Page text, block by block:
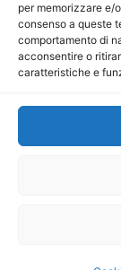
per memorizzare e/
consenso a queste
comportamento di
acconsentire o
caratteristiche e
Mercurio
iscritta al
Sito